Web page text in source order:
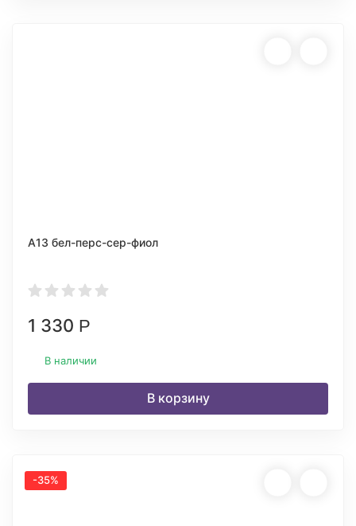
А13 бел-перс-сер-фиол
1 330 Р
В наличии
В корзину
-35%